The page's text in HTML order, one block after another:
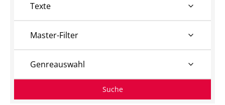
Texte
Master-Filter
Genreauswahl
Suche